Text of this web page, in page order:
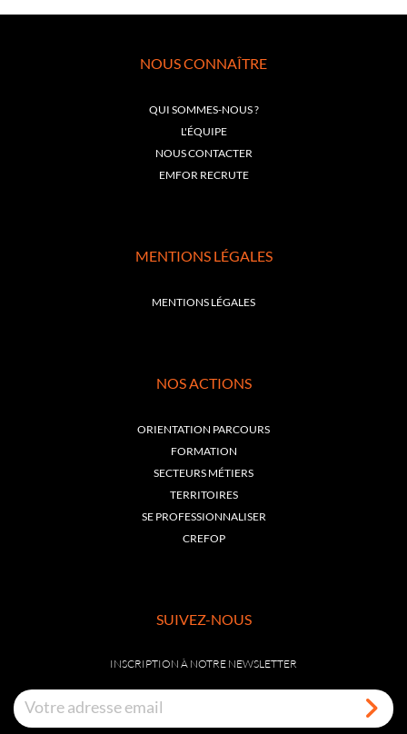
NOUS CONNAÎTRE
QUI SOMMES-NOUS ?
L'ÉQUIPE
NOUS CONTACTER
EMFOR RECRUTE
MENTIONS LÉGALES
MENTIONS LÉGALES
NOS ACTIONS
ORIENTATION PARCOURS
FORMATION
SECTEURS MÉTIERS
TERRITOIRES
SE PROFESSIONNALISER
CREFOP
SUIVEZ-NOUS
INSCRIPTION À NOTRE NEWSLETTER